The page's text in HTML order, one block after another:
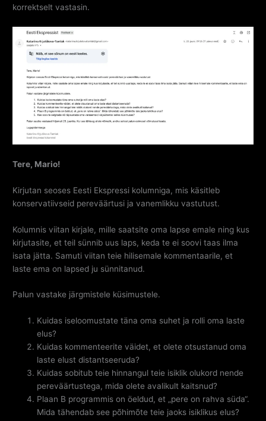
korrektselt vastasin.
Tere, Mario!
Kirjutan seoses Eesti Ekspressi kolumniga, mis käsitleb
konservatiivseid pereväärtusi ja vanemlikku vastutust.
Kolumnis viitan kirjale, mille saatsite oma lapse emale ning kus
kirjutasite, et teil sünnib uus laps, keda te ei soovi taas ilma
isata jätta. Samuti viitan teie hilisemale kommentaarile, et
laste ema on lapsed ju sünnitanud.
Palun vastake järgmistele küsimustele.
Kuidas iseloomustate täna oma suhet ja rolli oma laste
elus?
Kuidas kommenteerite väidet, et olete otsustanud oma
laste elust distantseeruda?
Kuidas sobitub teie hinnangul teie isiklik olukord nende
pereväärtustega, mida olete avalikult kaitsnud?
Plaan B programmis on öeldud, et „pere on rahva süda“.
Mida tähendab see põhimõte teie jaoks isiklikus elus?